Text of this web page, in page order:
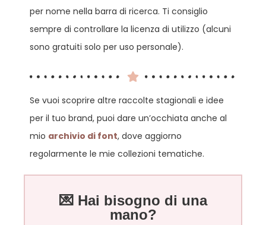
per nome nella barra di ricerca. Ti consiglio
sempre di controllare la licenza di utilizzo (alcuni
sono gratuiti solo per uso personale).
Se vuoi scoprire altre raccolte stagionali e idee
per il tuo brand, puoi dare un’occhiata anche al
mio archivio di font, dove aggiorno
regolarmente le mie collezioni tematiche.
💌 Hai bisogno di una
mano?